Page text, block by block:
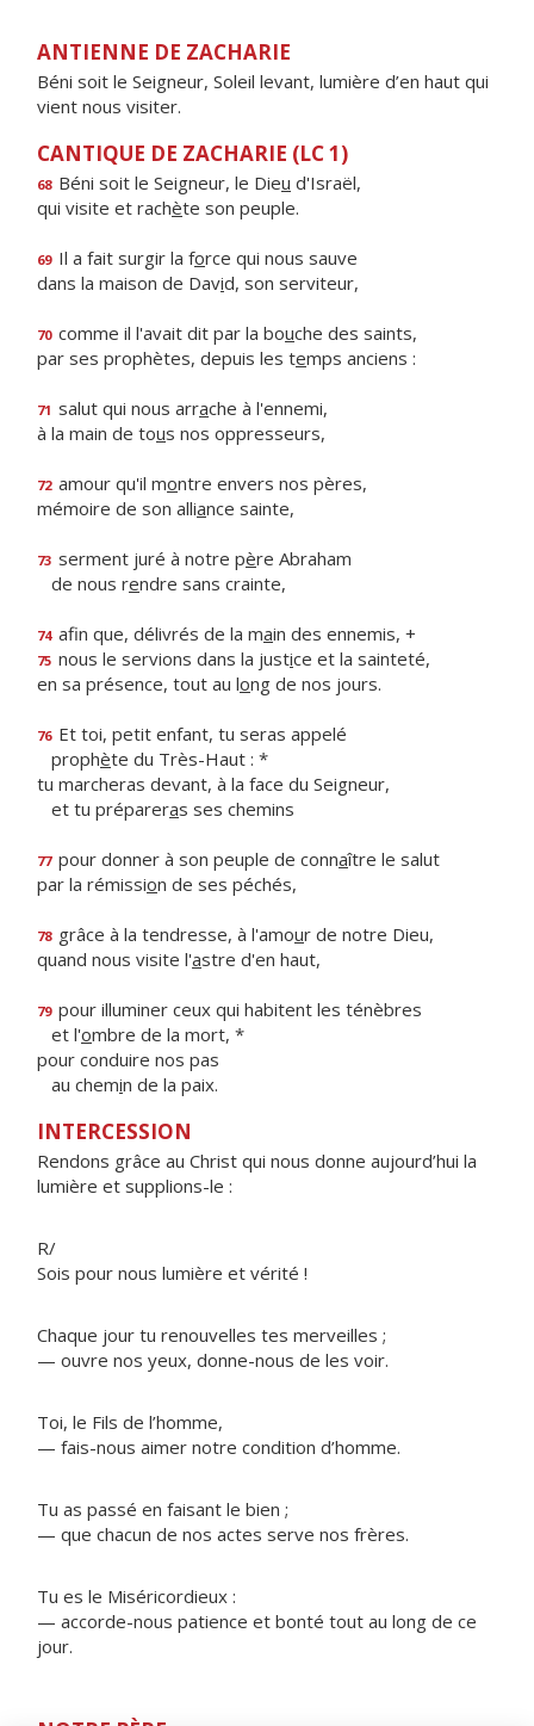
ANTIENNE DE ZACHARIE
Béni soit le Seigneur, Soleil levant, lumière d’en haut qui
vient nous visiter.
CANTIQUE DE ZACHARIE (LC 1)
68 Béni soit le Seigneur, le Dieu d'Israël,
qui visite et rachète son peuple.
69 Il a fait surgir la force qui nous sauve
dans la maison de David, son serviteur,
70 comme il l'avait dit par la bouche des saints,
par ses prophètes, depuis les temps anciens :
71 salut qui nous arrache à l'ennemi,
à la main de tous nos oppresseurs,
72 amour qu'il montre envers nos pères,
mémoire de son alliance sainte,
73 serment juré à notre père Abraham
de nous rendre sans crainte,
74 afin que, délivrés de la main des ennemis, +
75 nous le servions dans la justice et la sainteté,
en sa présence, tout au long de nos jours.
76 Et toi, petit enfant, tu seras appelé
prophète du Très-Haut : *
tu marcheras devant, à la face du Seigneur,
et tu prépareras ses chemins
77 pour donner à son peuple de connaître le salut
par la rémission de ses péchés,
78 grâce à la tendresse, à l'amour de notre Dieu,
quand nous visite l'astre d'en haut,
79 pour illuminer ceux qui habitent les ténèbres
et l'ombre de la mort, *
pour conduire nos pas
au chemin de la paix.
INTERCESSION
Rendons grâce au Christ qui nous donne aujourd’hui la
lumière et supplions-le :
R/
Sois pour nous lumière et vérité !
Chaque jour tu renouvelles tes merveilles ;
— ouvre nos yeux, donne-nous de les voir.
Toi, le Fils de l’homme,
— fais-nous aimer notre condition d’homme.
Tu as passé en faisant le bien ;
— que chacun de nos actes serve nos frères.
Tu es le Miséricordieux :
— accorde-nous patience et bonté tout au long de ce
jour.